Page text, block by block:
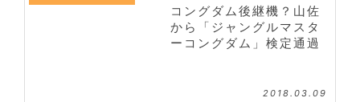
コングダム後継機？山佐
から「ジャングルマスタ
ーコングダム」検定通過
2018.03.09